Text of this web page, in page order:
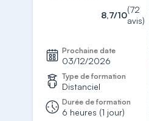
8,7/10
(72
avis)
Prochaine date
03/12/2026
Type de formation
Distanciel
Durée de formation
6 heures (1 jour)